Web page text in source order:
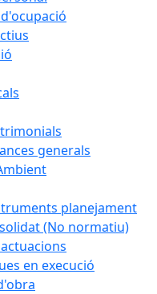
generals
planejament
(No normatiu)
en execució